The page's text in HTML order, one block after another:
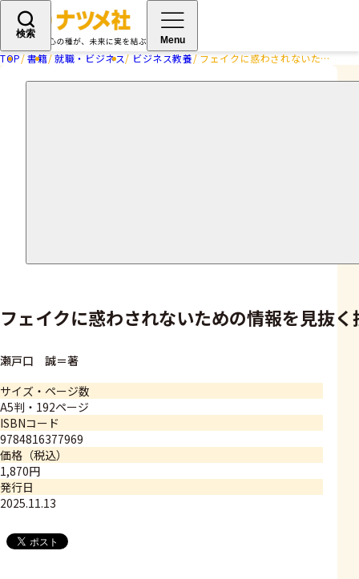
検索
Menu
TOP 書籍 就職・ビジネス ビジネス教養 フェイクに惑わされないための情報を見抜く技術
フェイクに惑わされないための情報を見抜く
瀬戸口 誠＝著
サイズ・ページ数
A5判・192ページ
ISBNコード
9784816377969
価格（税込）
1,870円
発行日
2025.11.13